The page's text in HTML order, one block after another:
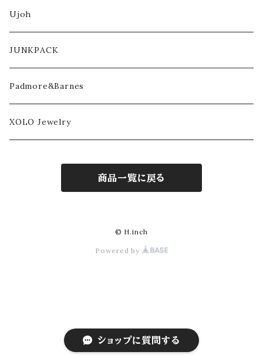
ショップに質問する
Ujoh
JUNKPACK
Padmore&Barnes
XOLO Jewelry
商品一覧に戻る
© H.inch
Powered by